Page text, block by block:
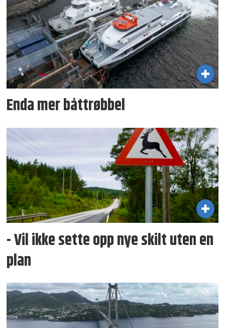
Enda mer båttrøbbel
- Vil ikke sette opp nye skilt uten en
plan